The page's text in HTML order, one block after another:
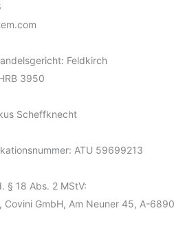
Feldkirch
3950
Scheffknecht
ATU 59699213
§ 18 Abs. 2 MStV:
GmbH, Am Neuner 45, A-6890